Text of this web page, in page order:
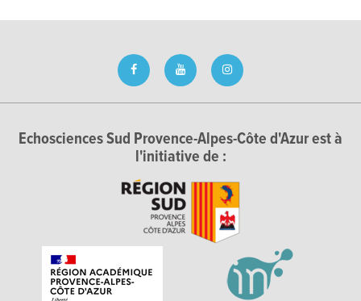
Echosciences Sud Provence-Alpes-Côte d'Azur est à
l'initiative de :